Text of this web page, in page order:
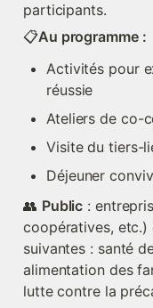
participants.
📋Au programme :
Activités pour
réussie
Ateliers de co-
Visite du tiers-
Déjeuner
👥 Public :
coopératives,
suivantes : santé
alimentation des
lutte contre la